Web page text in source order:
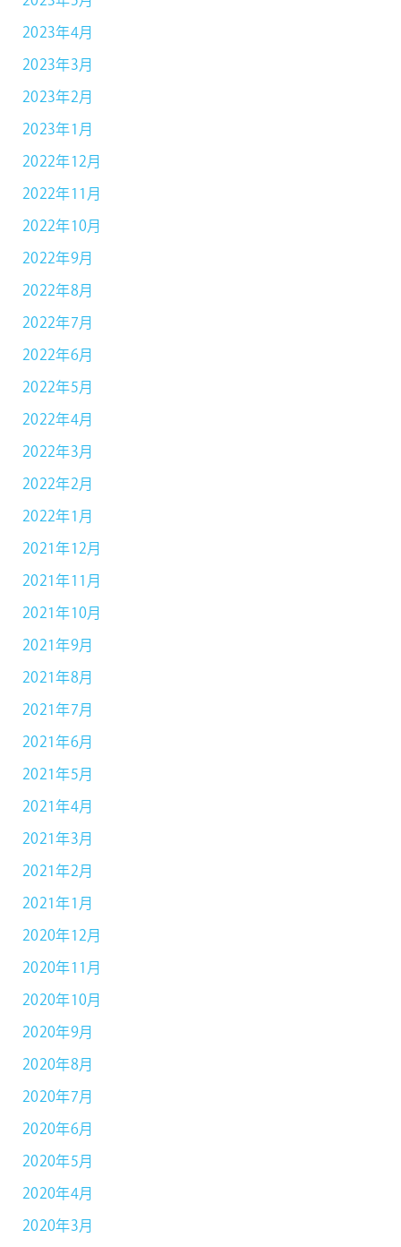
2023年4月
2023年3月
2023年2月
2023年1月
2022年12月
2022年11月
2022年10月
2022年9月
2022年8月
2022年7月
2022年6月
2022年5月
2022年4月
2022年3月
2022年2月
2022年1月
2021年12月
2021年11月
2021年10月
2021年9月
2021年8月
2021年7月
2021年6月
2021年5月
2021年4月
2021年3月
2021年2月
2021年1月
2020年12月
2020年11月
2020年10月
2020年9月
2020年8月
2020年7月
2020年6月
2020年5月
2020年4月
2020年3月